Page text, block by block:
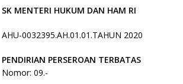
SK MENTERI HUKUM DAN HAM RI
AHU-0032395.AH.01.01.TAHUN 2020
PENDIRIAN PERSEROAN TERBATAS
Nomor: 09.-